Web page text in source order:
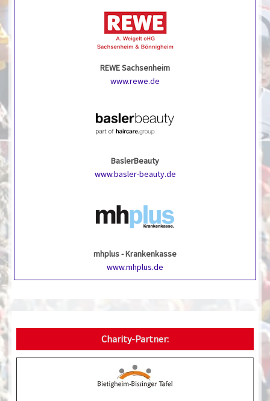
REWE Sachsenheim
www.rewe.de
BaslerBeauty
www.basler-beauty.de
mhplus - Krankenkasse
www.mhplus.de
Charity-Partner: